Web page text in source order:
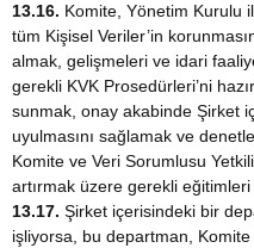
13.16. Komite, Yönetim Kurulu
tüm Kişisel Veriler’in
almak, gelişmeleri ve idari
gerekli KVK Prosedürleri’ni
sunmak, onay akabinde Şirket
uyulmasını sağlamak ve
Komite ve Veri Sorumlusu
artırmak üzere gerekli
13.17. Şirket içerisindeki bir
işliyorsa, bu departman,